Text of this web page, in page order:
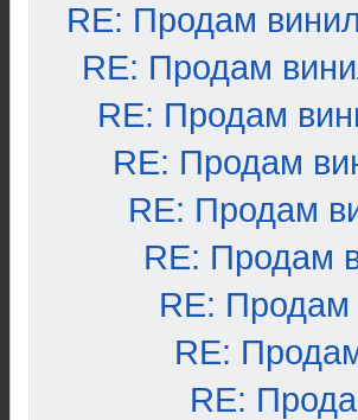
RE: Продам
RE: Продам
RE: Продам
RE: Продам
RE: Продам
RE: Продам
RE:
RE:
RE: